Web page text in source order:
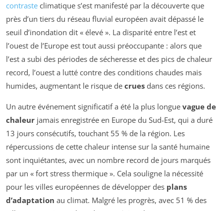
contraste climatique s’est manifesté par la découverte que
près d’un tiers du réseau fluvial européen avait dépassé le
seuil d’inondation dit « élevé ». La disparité entre l’est et
l’ouest de l’Europe est tout aussi préoccupante : alors que
l’est a subi des périodes de sécheresse et des pics de chaleur
record, l’ouest a lutté contre des conditions chaudes mais
humides, augmentant le risque de crues dans ces régions.
Un autre événement significatif a été la plus longue vague de
chaleur jamais enregistrée en Europe du Sud-Est, qui a duré
13 jours consécutifs, touchant 55 % de la région. Les
répercussions de cette chaleur intense sur la santé humaine
sont inquiétantes, avec un nombre record de jours marqués
par un « fort stress thermique ». Cela souligne la nécessité
pour les villes européennes de développer des plans
d’adaptation au climat. Malgré les progrès, avec 51 % des